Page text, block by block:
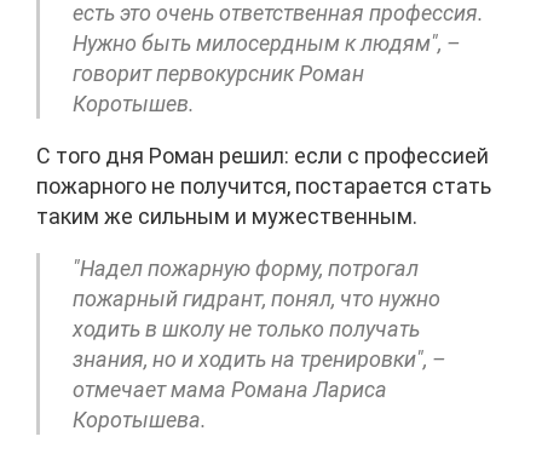
есть это очень ответственная профессия.
Нужно быть милосердным к людям", –
говорит первокурсник Роман
Коротышев.
С того дня Роман решил: если с профессией
пожарного не получится, постарается стать
таким же сильным и мужественным.
"Надел пожарную форму, потрогал
пожарный гидрант, понял, что нужно
ходить в школу не только получать
знания, но и ходить на тренировки", –
отмечает мама Романа Лариса
Коротышева.